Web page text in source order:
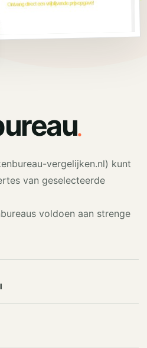
.
vergelijken.nl) kunt
van geselecteerde
voldoen aan strenge